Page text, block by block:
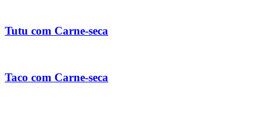
Tutu com Carne-seca
Taco com Carne-seca